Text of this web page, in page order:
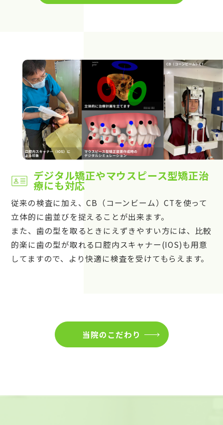
デジタル矯正やマウスピース型矯正治
療にも対応
従来の検査に加え、CB（コーンビーム）CTを使って
立体的に歯並びを捉えることが出来ます。
また、歯の型を取るときにえずきやすい方には、比較
的楽に歯の型が取れる口腔内スキャナー(IOS)も用意
してますので、より快適に検査を受けてもらえます。
当院のこだわり